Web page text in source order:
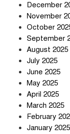
December
November
October
September
August 2025
July 2025
June 2025
May 2025
April 2025
March 2025
February
January 2025